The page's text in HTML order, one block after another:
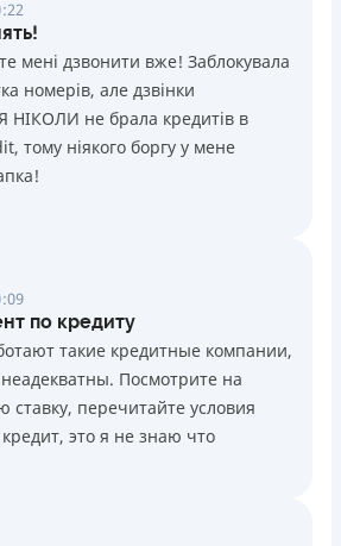
мені дзвонити вже! Заблокувала
номерів, але дзвінки
НІКОЛИ не брала кредитів в
тому ніякого боргу у мене
по кредиту
такие кредитные компании,
Посмотрите на
ставку, перечитайте условия
это я не знаю что